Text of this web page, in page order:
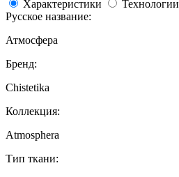
Характеристики Технологии
Русское название:
Атмосфера
Бренд:
Chistetika
Коллекция:
Atmosphera
Тип ткани: